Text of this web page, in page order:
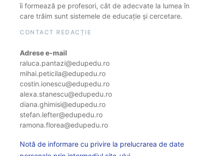
îi formează pe profesori, cât de adecvate la lumea în
care trăim sunt sistemele de educație și cercetare.
CONTACT REDACȚIE
Adrese e-mail
raluca.pantazi@edupedu.ro
mihai.peticila@edupedu.ro
costin.ionescu@edupedu.ro
alexa.stanescu@edupedu.ro
diana.ghimisi@edupedu.ro
stefan.lefter@edupedu.ro
ramona.florea@edupedu.ro
Notă de informare cu privire la prelucrarea de date